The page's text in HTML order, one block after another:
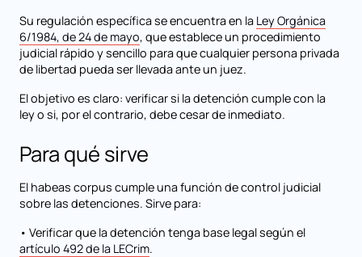
Su regulación específica se encuentra en la Ley Orgánica
6/1984, de 24 de mayo, que establece un procedimiento
judicial rápido y sencillo para que cualquier persona privada
de libertad pueda ser llevada ante un juez.
El objetivo es claro: verificar si la detención cumple con la
ley o si, por el contrario, debe cesar de inmediato.
Para qué sirve
El habeas corpus cumple una función de control judicial
sobre las detenciones. Sirve para:
• Verificar que la detención tenga base legal según el
artículo 492 de la LECrim.